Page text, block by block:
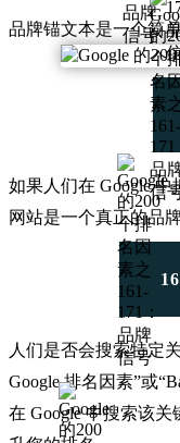
品牌锚文本是一个简
如果人们在 Google
网站是一个真正的品牌
人们是否会搜索特定
Google 排名因素”或
在 Google 中搜索该